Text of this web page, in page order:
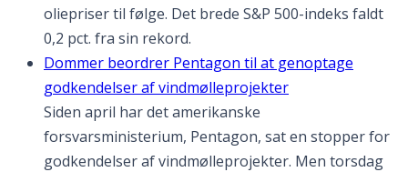
oliepriser til følge. Det brede S&P 500-indeks faldt
0,2 pct. fra sin rekord.
Dommer beordrer Pentagon til at genoptage
godkendelser af vindmølleprojekter
Siden april har det amerikanske
forsvarsministerium, Pentagon, sat en stopper for
godkendelser af vindmølleprojekter. Men torsdag